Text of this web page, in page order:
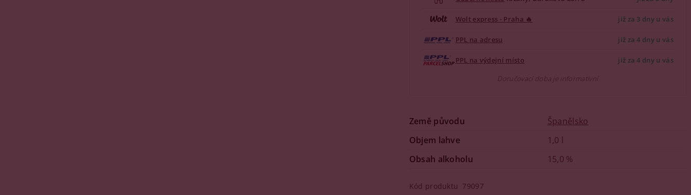
Wolt express - Praha 🔥 již za 3 dny u vás
PPL na adresu již za 4 dny u vás
PPL na výdejní místo
již za 4 dny u vás
Doručovací doba je informativní
Země původu
Španělsko
Objem lahve
1,0 l
Obsah alkoholu
15,0 %
Kód produktu 79097